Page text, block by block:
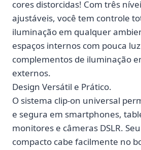
cores distorcidas! Com três
ajustáveis, você tem controle
iluminação em qualquer
espaços internos com pouca
complementos de iluminação
externos.
Design Versátil e Prático.
O sistema clip-on universal
e segura em smartphones,
monitores e câmeras DSLR.
compacto cabe facilmente no